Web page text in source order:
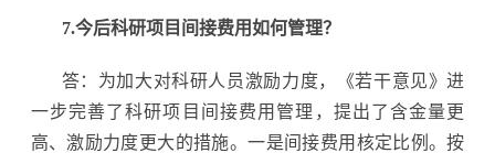
7.今后科研项目间接费用如何管理？
答：为加大对科研人员激励力度，《若干意见》进
一步完善了科研项目间接费用管理，提出了含金量更
高、激励力度更大的措施。一是间接费用核定比例。按